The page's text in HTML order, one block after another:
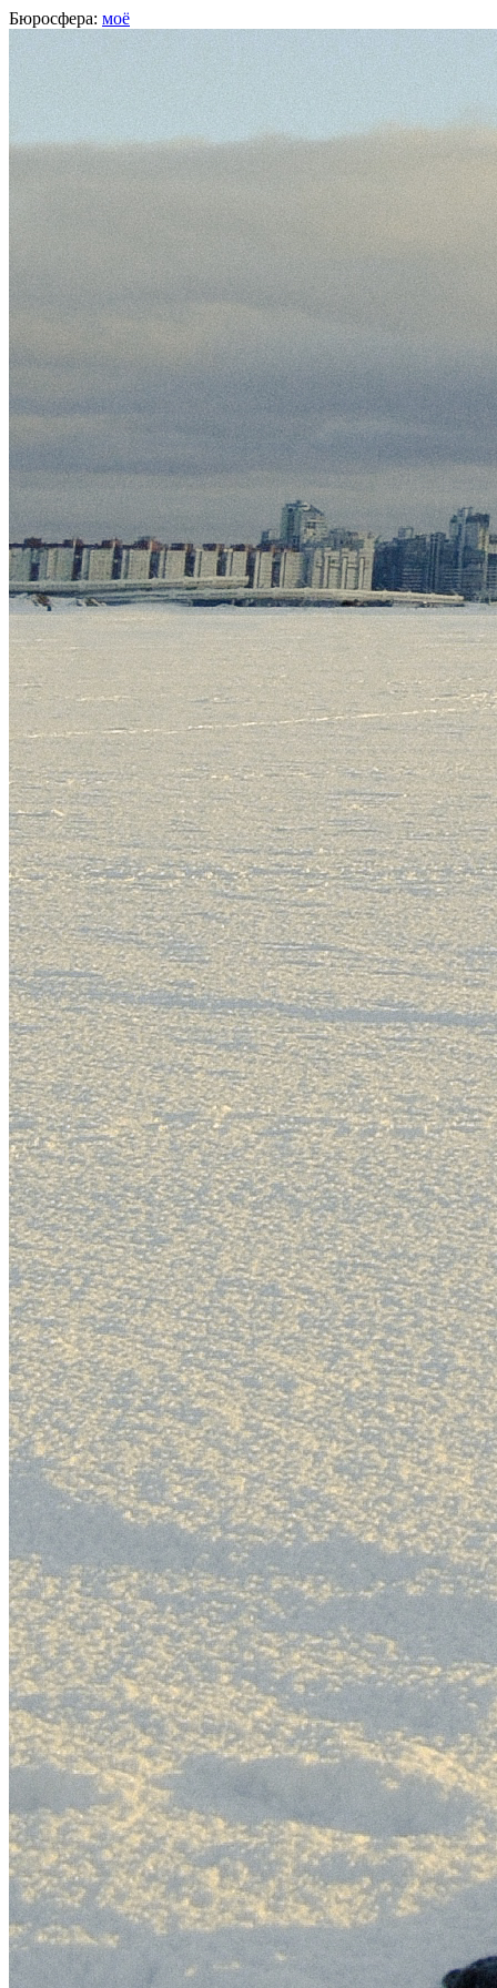
Бюросфера: моё
Анастасия Кошкарева
Аккаунт-менеджер,
Яндекс Доставка
О себе
Советы
Подборки
Дизайн-собака
Сертификат Школы редакторов
https://t.me/koshkarevaaa